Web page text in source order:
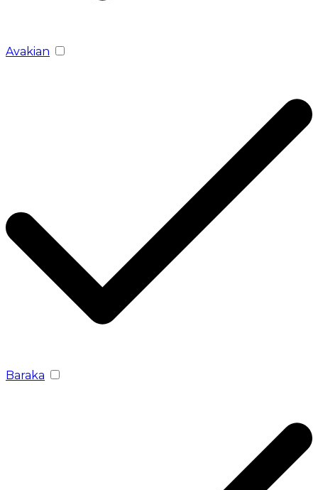
Avakian
Baraka